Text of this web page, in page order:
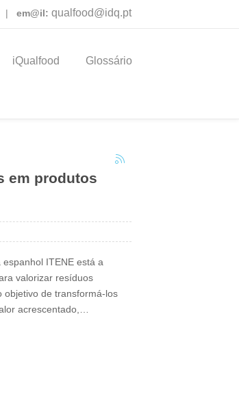
| em@il: qualfood@idq.pt
iQualfood Glossário
em produtos
ITENE está a
valorizar resíduos
objetivo de transformá-los
acrescentado,…